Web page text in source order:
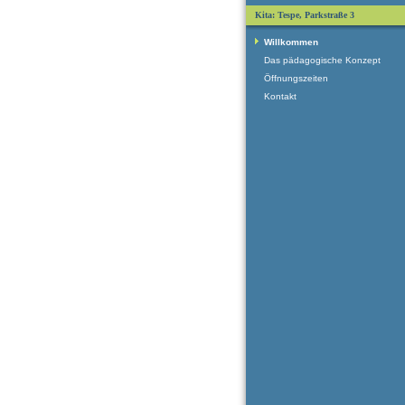
Kita: Tespe, Parkstraße 3
Willkommen
Das pädagogische Konzept
Öffnungszeiten
Kontakt